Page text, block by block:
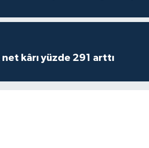
net kârı yüzde 291 arttı